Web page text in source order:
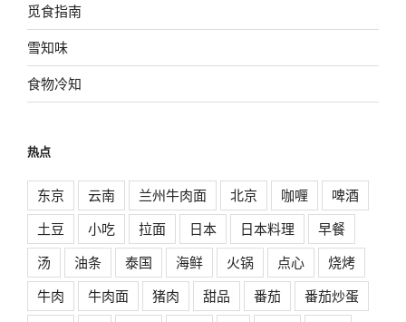
觅食指南
雪知味
食物冷知
热点
东京 云南 兰州牛肉面 北京 咖喱
啤酒
土豆
小吃 拉面 日本 日本料理
早餐
汤
油条 泰国 海鲜 火锅 点心
烧烤
牛肉
牛肉面 猪肉 甜品 番茄
番茄炒蛋